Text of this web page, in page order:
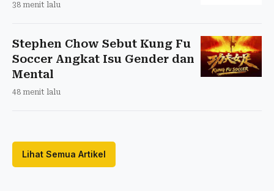
38 menit lalu
Stephen Chow Sebut Kung Fu
Soccer Angkat Isu Gender dan
Mental
48 menit lalu
Lihat Semua Artikel